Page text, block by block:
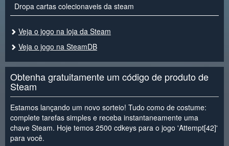
Dropa cartas colecionaveis da steam
Veja o jogo na loja da Steam
Veja o jogo na SteamDB
Obtenha gratuitamente um código de produto de
Steam
Estamos lançando um novo sorteio! Tudo como de costume:
complete tarefas simples e receba instantaneamente uma
chave Steam. Hoje temos 2500 cdkeys para o jogo 'Attempt[42]'
para você.